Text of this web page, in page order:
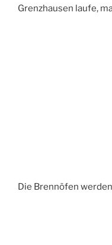
Grenzhausen laufe,
Die Brennöfen